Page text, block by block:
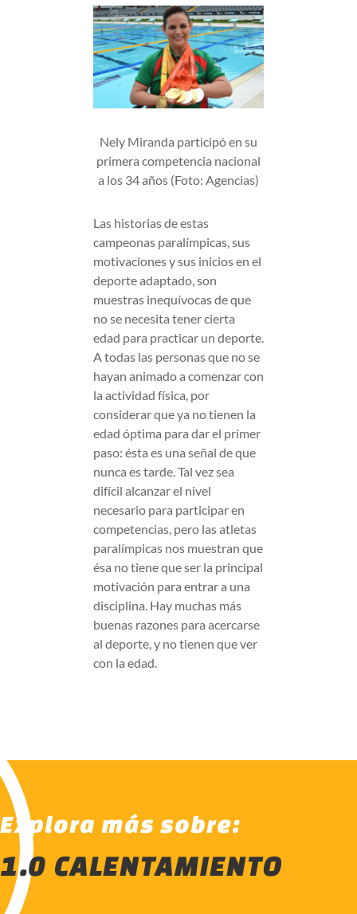
Nely Miranda participó en su
primera competencia nacional
a los 34 años (Foto: Agencias)
Las historias de estas
campeonas paralímpicas, sus
motivaciones y sus inicios en el
deporte adaptado, son
muestras inequívocas de que
no se necesita tener cierta
edad para practicar un deporte.
A todas las personas que no se
hayan animado a comenzar con
la actividad física, por
considerar que ya no tienen la
edad óptima para dar el primer
paso: ésta es una señal de que
nunca es tarde. Tal vez sea
difícil alcanzar el nivel
necesario para participar en
competencias, pero las atletas
paralímpicas nos muestran que
ésa no tiene que ser la principal
motivación para entrar a una
disciplina. Hay muchas más
buenas razones para acercarse
al deporte, y no tienen que ver
con la edad.
Explora más sobre:
1.0 CALENTAMIENTO